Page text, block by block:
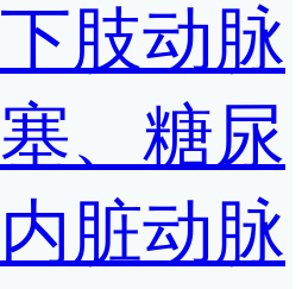
肢动脉
、糖尿
脏动脉